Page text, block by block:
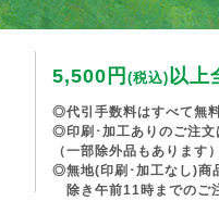
5,500円 (税込)以上
◎代引手数料はすべて無
◎印刷･加工ありのご注文
（一部除外品もあります
◎無地(印刷･加工なし)商
除き午前11時までのご